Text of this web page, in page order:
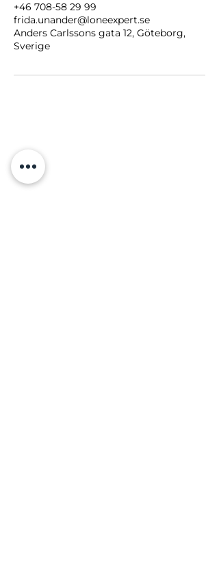
+46 708-58 29 99
frida.unander@loneexpert.se
Anders Carlssons gata 12, Göteborg,
Sverige